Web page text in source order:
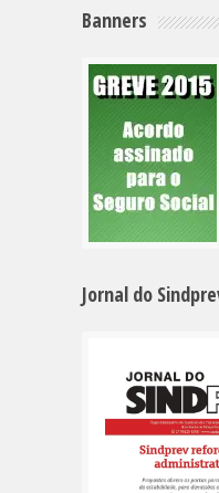
Banners
Jornal do